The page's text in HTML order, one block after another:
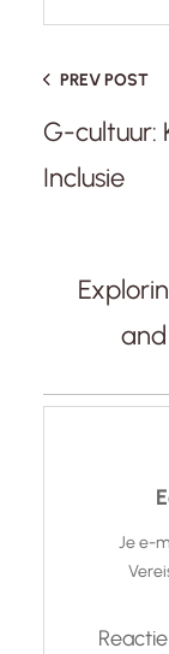
PREV POST
G-cultuur:
Inclusie
and
Je e-
Reactie